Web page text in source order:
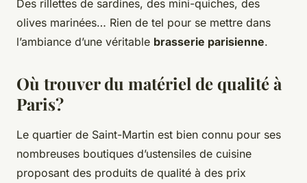
Des rillettes de sardines, des mini-quiches, des
olives marinées… Rien de tel pour se mettre dans
l’ambiance d’une véritable brasserie parisienne.
Où trouver du matériel de qualité à
Paris?
Le quartier de Saint-Martin est bien connu pour ses
nombreuses boutiques d’ustensiles de cuisine
proposant des produits de qualité à des prix